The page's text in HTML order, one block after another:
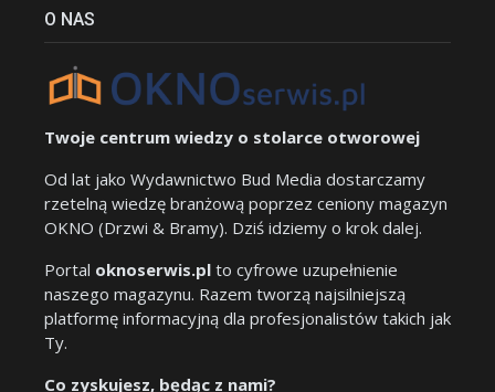
O NAS
Twoje centrum wiedzy o stolarce otworowej
Od lat jako Wydawnictwo Bud Media dostarczamy
rzetelną wiedzę branżową poprzez ceniony magazyn
OKNO (Drzwi & Bramy). Dziś idziemy o krok dalej.
Portal oknoserwis.pl to cyfrowe uzupełnienie
naszego magazynu. Razem tworzą najsilniejszą
platformę informacyjną dla profesjonalistów takich jak
Ty.
Co zyskujesz, będąc z nami?